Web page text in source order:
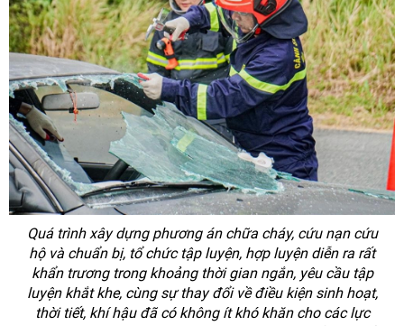
Quá trình xây dựng phương án chữa cháy, cứu nạn cứu
hộ và chuẩn bị, tổ chức tập luyện, hợp luyện diễn ra rất
khẩn trương trong khoảng thời gian ngắn, yêu cầu tập
luyện khắt khe, cùng sự thay đổi về điều kiện sinh hoạt,
thời tiết, khí hậu đã có không ít khó khăn cho các lực